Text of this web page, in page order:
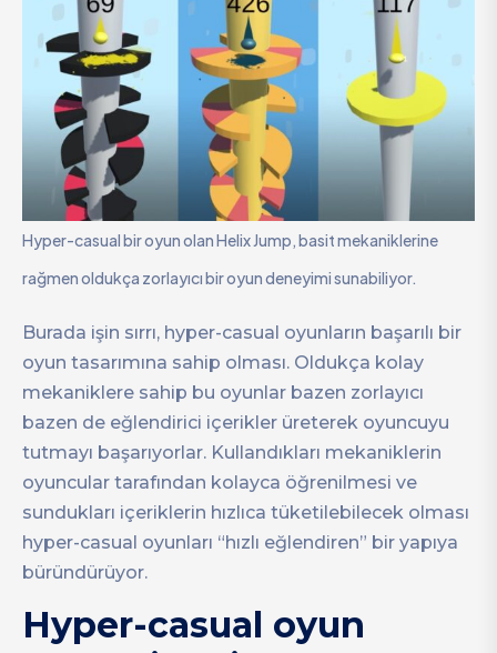
Hyper-casual bir oyun olan Helix Jump, basit mekaniklerine
rağmen oldukça zorlayıcı bir oyun deneyimi sunabiliyor.
Burada işin sırrı, hyper-casual oyunların başarılı bir
oyun tasarımına sahip olması. Oldukça kolay
mekaniklere sahip bu oyunlar bazen zorlayıcı
bazen de eğlendirici içerikler üreterek oyuncuyu
tutmayı başarıyorlar. Kullandıkları mekaniklerin
oyuncular tarafından kolayca öğrenilmesi ve
sundukları içeriklerin hızlıca tüketilebilecek olması
hyper-casual oyunları “hızlı eğlendiren” bir yapıya
büründürüyor.
Hyper-casual oyun